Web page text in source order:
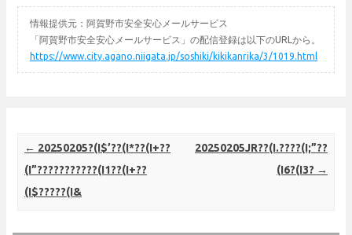
情報提供元：阿賀野市安全安心メールサービス
「阿賀野市安全安心メールサービス」の配信登録は以下のURLから。
https://www.city.agano.niigata.jp/soshiki/kikikanrika/3/1019.html
Post navigation
← 20250205?(I$’??(I*??(I+??
(I”???????????(I1??(I+??
(I$?????(I&
20250205JR??(I.????(I;”??
(I6?(I3? →